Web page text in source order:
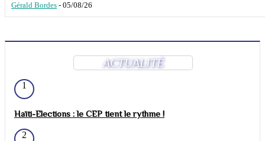
Gérald Bordes - 05/08/26
ACTUALITÉ
1
Haïti-Elections : le CEP tient le rythme !
2